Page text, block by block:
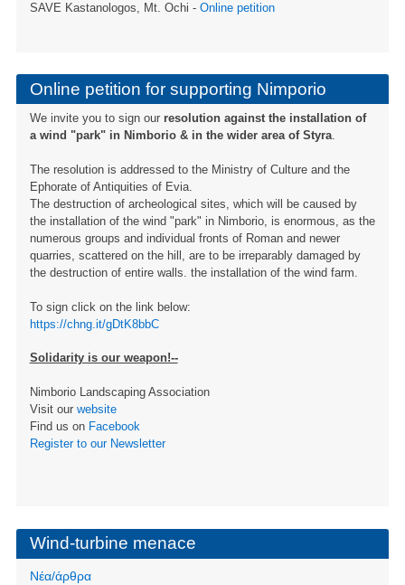
SAVE Kastanologos, Mt. Ochi - Online petition
Online petition for supporting Nimporio
We invite you to sign our resolution against the installation of
a wind "park" in Nimborio & in the wider area of ​​Styra.
The resolution is addressed to the Ministry of Culture and the
Ephorate of Antiquities of Evia.
The destruction of archeological sites, which will be caused by
the installation of the wind "park" in Nimborio, is enormous, as the
numerous groups and individual fronts of Roman and newer
quarries, scattered on the hill, are to be irreparably damaged by
the destruction of entire walls. the installation of the wind farm.
To sign click on the link below:
https://chng.it/gDtK8bbC
Solidarity is our weapon!--
Nimborio Landscaping Association
Visit our website
Find us on Facebook
Register to our Newsletter
Wind-turbine menace
Νέα/άρθρα